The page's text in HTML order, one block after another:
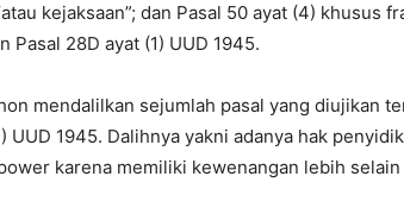
kejaksaan”; dan Pasal 50 ayat (4) khusus
Pasal 28D ayat (1) UUD 1945.
mendalilkan sejumlah pasal yang diujikan
UUD 1945. Dalihnya yakni adanya hak
karena memiliki kewenangan lebih